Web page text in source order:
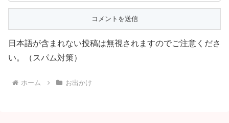
日本語が含まれない投稿は無視されますのでご注意くださ
い。（スパム対策）
ホーム お出かけ